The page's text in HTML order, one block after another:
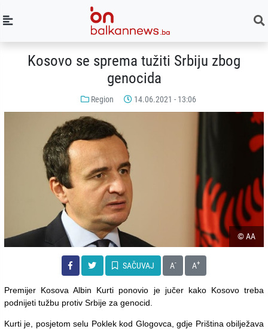
Kosovo se sprema tužiti Srbiju zbog
genocida
Region 14.06.2021 - 13:06
© AA
SAČUVAJ A- A+
Premijer Kosova Albin Kurti ponovio je jučer kako Kosovo treba
podnijeti tužbu protiv Srbije za genocid.
Kurti je, posjetom selu Poklek kod Glogovca, gdje Priština obilježava